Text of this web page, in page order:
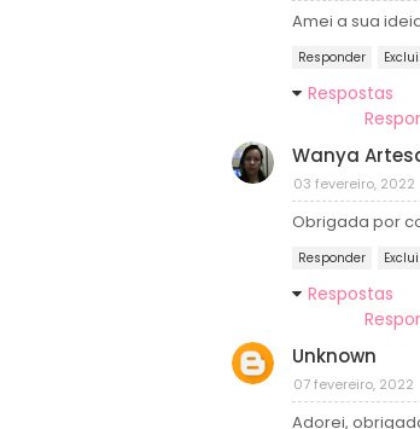
Amei a sua
Responder
Respostas
Wanya
03 fevereiro, 2022
Obrigada por
Responder
Respostas
Unknown
07 fevereiro, 2022
Adorei,